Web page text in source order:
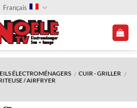
Français
ÉLECTROMÉNAGERS / CUIR - GRILLER /
/ AIRFRYER